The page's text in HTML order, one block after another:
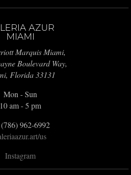
AZUR
MIAMI
Marquis Miami,
Boulevard Way,
Florida 33131
Mon - Sun
10 am - 5 pm
962-6992
us
Instagram